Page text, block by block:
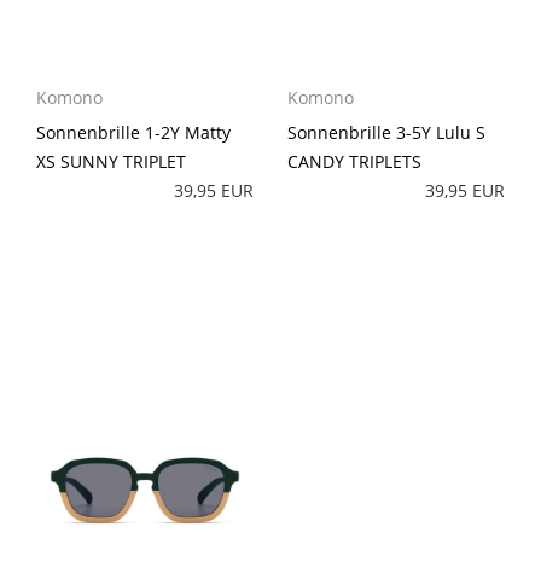
Komono
Sonnenbrille 1-2Y Matty
XS SUNNY TRIPLET
39,95 EUR
Komono
Sonnenbrille 3-5Y Lulu S
CANDY TRIPLETS
39,95 EUR